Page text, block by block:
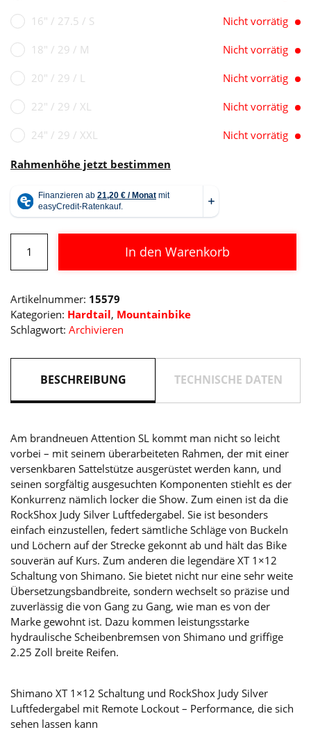
999,00 €
16" / 27.5 / S Nicht vorrätig
18" / 29 / M Nicht vorrätig
20" / 29 / L Nicht vorrätig
22" / 29 / XL Nicht vorrätig
24" / 29 / XXL Nicht vorrätig
Rahmenhöhe jetzt bestimmen
Attention
SL
´n
´lime
2022
In den Warenkorb
Artikelnummer: 15579
Kategorien: Hardtail, Mountainbike
Schlagwort: Archivieren
BESCHREIBUNG TECHNISCHE DATEN
Am brandneuen Attention SL kommt man nicht so leicht
vorbei – mit seinem überarbeiteten Rahmen, der mit einer
versenkbaren Sattelstütze ausgerüstet werden kann, und
seinen sorgfältig ausgesuchten Komponenten stiehlt es der
Konkurrenz nämlich locker die Show. Zum einen ist da die
RockShox Judy Silver Luftfedergabel. Sie ist besonders
einfach einzustellen, federt sämtliche Schläge von Buckeln
und Löchern auf der Strecke gekonnt ab und hält das Bike
souverän auf Kurs. Zum anderen die legendäre XT 1×12
Schaltung von Shimano. Sie bietet nicht nur eine sehr weite
Übersetzungsbandbreite, sondern wechselt so präzise und
zuverlässig die von Gang zu Gang, wie man es von der
Marke gewohnt ist. Dazu kommen leistungsstarke
hydraulische Scheibenbremsen von Shimano und griffige
2.25 Zoll breite Reifen.
Shimano XT 1×12 Schaltung und RockShox Judy Silver
Luftfedergabel mit Remote Lockout – Performance, die sich
sehen lassen kann